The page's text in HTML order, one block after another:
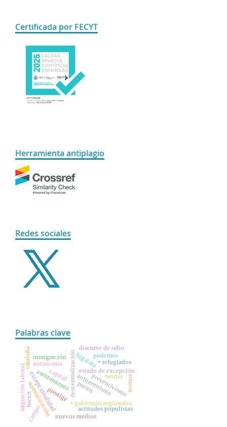
Certificada por FECYT
Herramienta antiplagio
Redes sociales
Palabras clave
autonomía descentralización
• gobiernos regionales
prestige antiterrorismo
estado de excepción
excepcionalidad
normalización preventivismo
asentamiento
brexit
migración laboral
big data
discurso de odio
inmigración
• refugiados
twitter
actitudes populistas
podemos
nuevos medios
presos
cataluña
campo
capital nomos